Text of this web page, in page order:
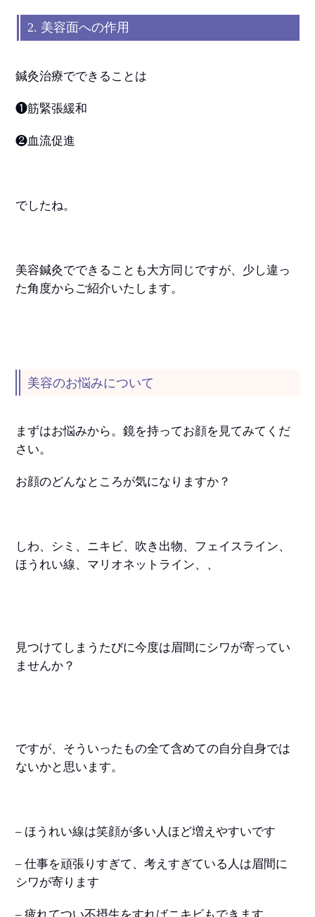
2. 美容面への作用
鍼灸治療でできることは
❶筋緊張緩和
❷血流促進
でしたね。
美容鍼灸でできることも大方同じですが、少し違っ
た角度からご紹介いたします。
美容のお悩みについて
まずはお悩みから。鏡を持ってお顔を見てみてくだ
さい。
お顔のどんなところが気になりますか？
しわ、シミ、ニキビ、吹き出物、フェイスライン、
ほうれい線、マリオネットライン、、
見つけてしまうたびに今度は眉間にシワが寄ってい
ませんか？
ですが、そういったもの全て含めての自分自身では
ないかと思います。
– ほうれい線は笑顔が多い人ほど増えやすいです
– 仕事を頑張りすぎて、考えすぎている人は眉間に
シワが寄ります